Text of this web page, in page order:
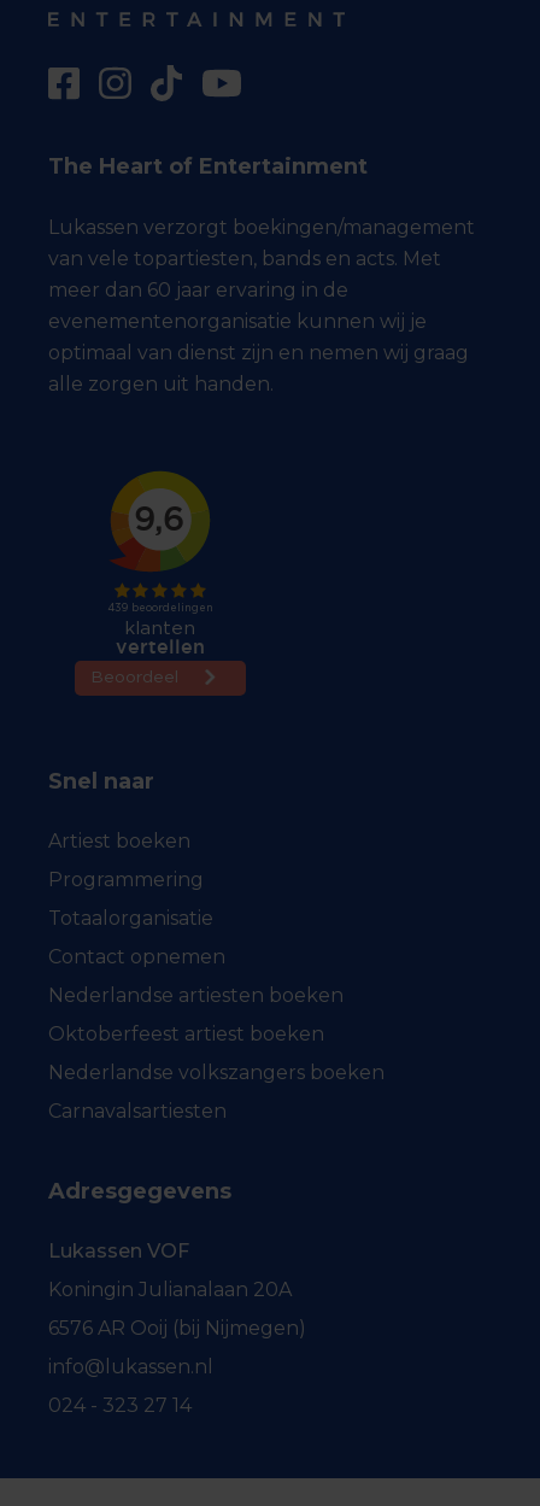
The Heart of Entertainment
Lukassen verzorgt boekingen/management
van vele topartiesten, bands en acts. Met
meer dan 60 jaar ervaring in de
evenementenorganisatie kunnen wij je
optimaal van dienst zijn en nemen wij graag
alle zorgen uit handen.
Snel naar
Artiest boeken
Programmering
Totaalorganisatie
Contact opnemen
Nederlandse artiesten boeken
Oktoberfeest artiest boeken
Nederlandse volkszangers boeken
Carnavalsartiesten
Adresgegevens
Lukassen VOF
Koningin Julianalaan 20A
6576 AR Ooij (bij Nijmegen)
info@lukassen.nl
024 - 323 27 14